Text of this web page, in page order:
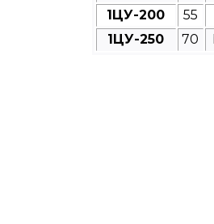
1ЦУ-200
55
1ЦУ-250
70